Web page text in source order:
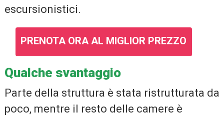
escursionistici.
PRENOTA ORA AL MIGLIOR PREZZO
Qualche svantaggio
Parte della struttura è stata ristrutturata da
poco, mentre il resto delle camere è